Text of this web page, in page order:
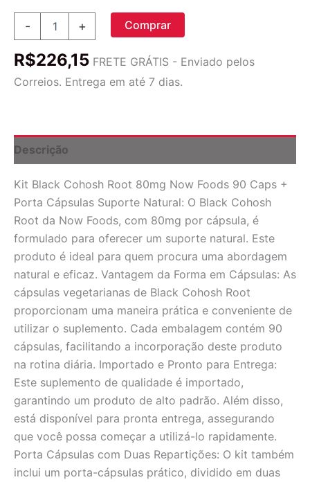
-
80mg
Foods
Porta
Cápsulas
+ Comprar
R$226,15 FRETE GRÁTIS - Enviado pelos
Correios. Entrega em até 7 dias.
Descrição
Kit Black Cohosh Root 80mg Now Foods 90 Caps +
Porta Cápsulas Suporte Natural: O Black Cohosh
Root da Now Foods, com 80mg por cápsula, é
formulado para oferecer um suporte natural. Este
produto é ideal para quem procura uma abordagem
natural e eficaz. Vantagem da Forma em Cápsulas: As
cápsulas vegetarianas de Black Cohosh Root
proporcionam uma maneira prática e conveniente de
utilizar o suplemento. Cada embalagem contém 90
cápsulas, facilitando a incorporação deste produto
na rotina diária. Importado e Pronto para Entrega:
Este suplemento de qualidade é importado,
garantindo um produto de alto padrão. Além disso,
está disponível para pronta entrega, assegurando
que você possa começar a utilizá-lo rapidamente.
Porta Cápsulas com Duas Repartições: O kit também
inclui um porta-cápsulas prático, dividido em duas